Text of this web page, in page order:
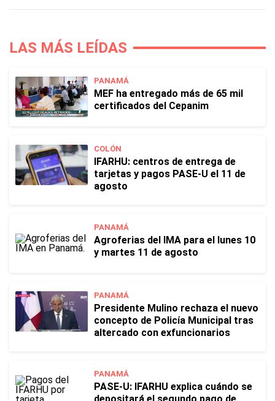
LAS MÁS LEÍDAS
PANAMÁ
MEF ha entregado más de 65 mil
certificados del Cepanim
COLÓN
IFARHU: centros de entrega de
tarjetas y pagos PASE-U el 11 de
agosto
PANAMÁ
Agroferias del IMA para el lunes 10
y martes 11 de agosto
PANAMÁ
Presidente Mulino rechaza el nuevo
concepto de Policía Municipal tras
altercado con exfuncionarios
PANAMÁ
PASE-U: IFARHU explica cuándo se